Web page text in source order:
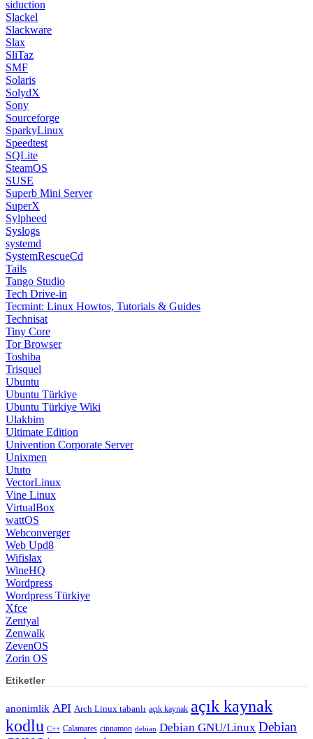
siduction
Slackel
Slackware
Slax
SliTaz
SMF
Solaris
SolydX
Sony
Sourceforge
SparkyLinux
Speedtest
SQLite
SteamOS
SUSE
Superb Mini Server
SuperX
Sylpheed
Syslogs
systemd
SystemRescueCd
Tails
Tango Studio
Tech Drive-in
Tecmint: Linux Howtos, Tutorials & Guides
Technisat
Tiny Core
Tor Browser
Toshiba
Trisquel
Ubuntu
Ubuntu Türkiye
Ubuntu Türkiye Wiki
Ulakbim
Ultimate Edition
Univention Corporate Server
Unixmen
Ututo
VectorLinux
Vine Linux
VirtualBox
wattOS
Webconverger
Web Upd8
Wifislax
WineHQ
Wordpress
Wordpress Türkiye
Xfce
Zentyal
Zenwalk
ZevenOS
Zorin OS
Etiketler
anonimlik API Arch Linux tabanlı açık kaynak açık kaynak
kodlu C++ Calamares cinnamon debian Debian GNU/Linux Debian